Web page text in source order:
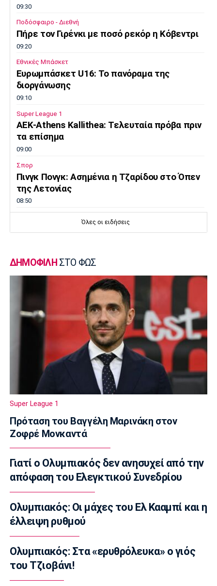
09:30
Ποδόσφαιρο - Διεθνή
Πήρε τον Γιρένκι με ποσό ρεκόρ η Κόβεντρι
09:20
Εθνικές Μπάσκετ
Ευρωμπάσκετ U16: Το πανόραμα της
διοργάνωσης
09:10
Super League 1
ΑΕΚ-Athens Kallithea: Tελευταία πρόβα πριν
τα επίσημα
09:00
Σπορ
Πινγκ Πονγκ: Ασημένια η Τζαρίδου στο Όπεν
της Λετονίας
08:50
Ευρωμπάσκετ Κορασίδων: Οι δηλώσεις του
Ποδόσφαιρο
Ο Τάσος Χατζηγιοβάνης κάλυψε το ποσό που
είχε ανάγκη ο μικρός Δημήτρης
Ποδόσφαιρο - Διεθνή
Παίρνει τον Ρόναλντ Αραούχο η Λίβερπουλ
Εθνικές Μπάσκετ
Κροατία: Με Χεζόνια και Ζούμπατς στα
προκριματικά
08:10
ΠΑΟΚ σε Μεϊτέ: «Μείνε δυνατός, είμαστε
όλοι μαζί σου»
08:00
Ποδόσφαιρο - Διεθνή
Νέο σκάνδαλο με Ινφαντίνο: «Η UEFA
πλήρωσε εξαψήφιο ποσό σε πρώην
07:50
Μπάσκετ Ελλάδα
Χάρις: «Να αποτελέσω ηγέτη του Κολοσσού
μέσα από το παράδειγμά μου»
07:40
Όλες οι ειδήσεις
ΔΗΜΟΦΙΛΗ ΣΤΟ ΦΩΣ
Super League 1
Πρόταση του Βαγγέλη Μαρινάκη στον
Ζοφρέ Μονκαντά
Γιατί ο Ολυμπιακός δεν ανησυχεί από την
απόφαση του Ελεγκτικού Συνεδρίου
Ολυμπιακός: Οι μάχες του Ελ Κααμπί και η
έλλειψη ρυθμού
Ολυμπιακός: Στα «ερυθρόλευκα» ο γιός
του Τζιοβάνι!